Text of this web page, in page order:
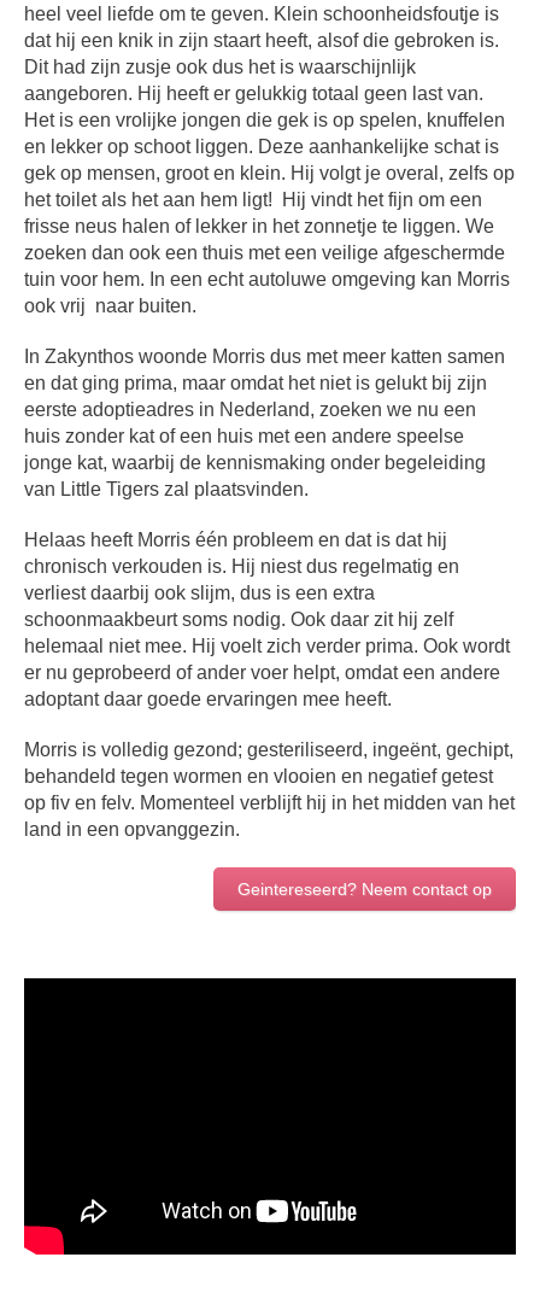
heel veel liefde om te geven. Klein schoonheidsfoutje is
dat hij een knik in zijn staart heeft, alsof die gebroken is.
Dit had zijn zusje ook dus het is waarschijnlijk
aangeboren. Hij heeft er gelukkig totaal geen last van.
Het is een vrolijke jongen die gek is op spelen, knuffelen
en lekker op schoot liggen. Deze aanhankelijke schat is
gek op mensen, groot en klein. Hij volgt je overal, zelfs op
het toilet als het aan hem ligt!
Hij vindt het fijn om een
frisse neus halen of lekker in het zonnetje te liggen. We
zoeken dan ook een thuis met een veilige afgeschermde
tuin voor hem. In een echt autoluwe omgeving kan Morris
ook vrij naar buiten.
In Zakynthos woonde Morris dus met meer katten samen
en dat ging prima, maar omdat het niet is gelukt bij zijn
eerste adoptieadres in Nederland, zoeken we nu een
huis zonder kat of een huis met een andere speelse
jonge kat, waarbij de kennismaking onder begeleiding
van Little Tigers zal plaatsvinden.
Helaas heeft Morris één probleem en dat is dat hij
chronisch verkouden is. Hij niest dus regelmatig en
verliest daarbij ook slijm, dus is een extra
schoonmaakbeurt soms nodig. Ook daar zit hij zelf
helemaal niet mee. Hij voelt zich verder prima. Ook wordt
er nu geprobeerd of ander voer helpt, omdat een andere
adoptant daar goede ervaringen mee heeft.
Morris is volledig gezond; gesteriliseerd, ingeënt, gechipt,
behandeld tegen wormen en vlooien en negatief getest
op fiv en felv. Momenteel verblijft hij in het midden van het
land in een opvanggezin.
Geintereseerd? Neem contact op